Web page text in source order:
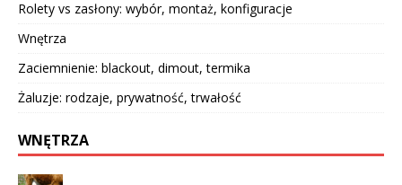
Rolety vs zasłony: wybór, montaż, konfiguracje
Wnętrza
Zaciemnienie: blackout, dimout, termika
Żaluzje: rodzaje, prywatność, trwałość
WNĘTRZA